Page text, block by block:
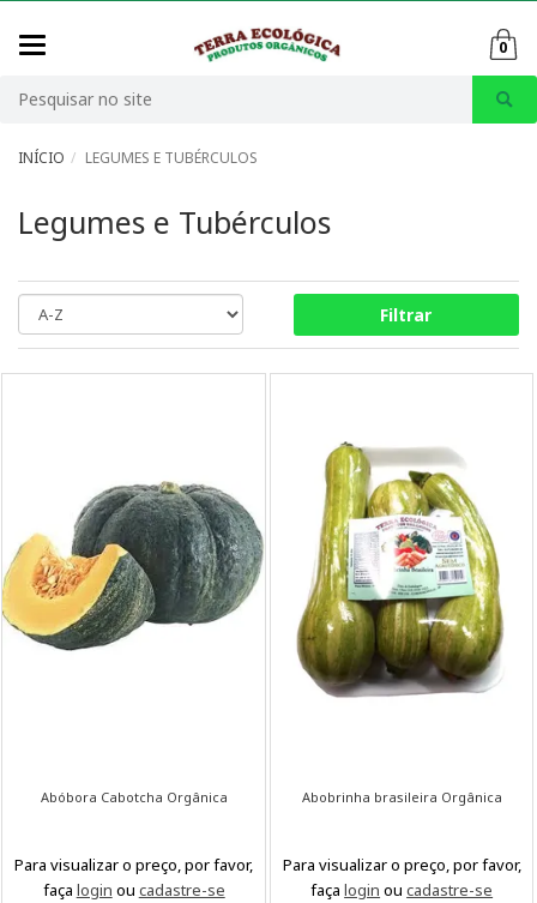
0
INÍCIO LEGUMES E TUBÉRCULOS
Legumes e Tubérculos
Filtrar
Abóbora Cabotcha Orgânica
Para visualizar o preço, por favor,
faça login ou cadastre-se
Abobrinha brasileira Orgânica
Para visualizar o preço, por favor,
façalogin oucadastre-se